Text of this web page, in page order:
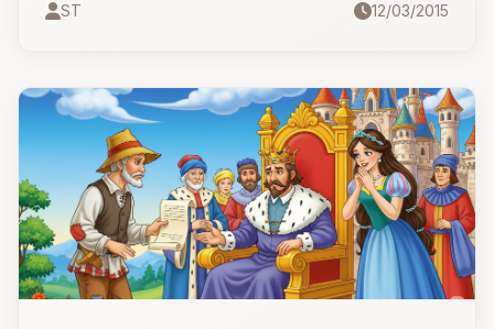
truyện cổ Grimm hài hước, rùng rợn và… "ngốc
ST 12/03/2015